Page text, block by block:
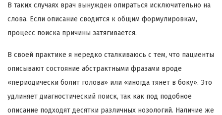
В таких случаях врач вынужден опираться исключительно на
слова. Если описание сводится к общим формулировкам,
процесс поиска причины затягивается.
В своей практике я нередко сталкиваюсь с тем, что пациенты
описывают состояние абстрактными фразами вроде
«периодически болит голова» или «иногда тянет в боку». Это
удлиняет диагностический поиск, так как под подобное
описание подходят десятки различных нозологий. Наличие же